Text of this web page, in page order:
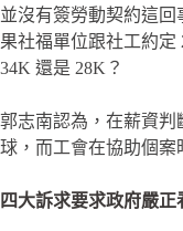
並沒有簽勞動契約這
果社福單位跟社工約
34K 還是 28K？
郭志南認為，在薪資
球，而工會在協助個案
四大訴求要求政府嚴